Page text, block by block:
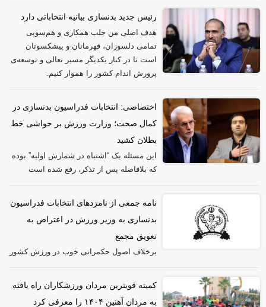
رئیس جدید بدنسازی بیانیه انتخاباتی دارد
هدف اصلی من جلب همکاری و هم‌سویی
تمامی دلسوزان، قهرمانان و پیشکسوتان
است تا در کنار یکدیگر مسیر تعالی و توسعه‌ی
پرورش اندام کشور را هموار کنیم.
اختصاصی: انتخابات فدراسیون بدنسازی در
کمال صحت؛ وزارت ورزش بر حواشی خط
بطلان کشید
این مسئله یک “اشتباه در شمارش اولیه” بوده
که بلافاصله پس از تذکر، رفع شده است
نامه جمعی از نامزدهای انتخابات فدراسیون
بدنسازی به وزیر ورزش در اعتراض به
تعویق مجمع
برخلاف اصول حکمرانی خوب در ورزش کشور
کمیته قویترین مردان ورزشکاران راه یافته
به مردان آهنین ۱۴۰۴ را معرفی کرد